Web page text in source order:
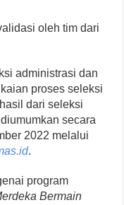
oleh tim dari
administrasi dan
proses seleksi
dari seleksi
secara
2022 melalui
.
program
Bermain